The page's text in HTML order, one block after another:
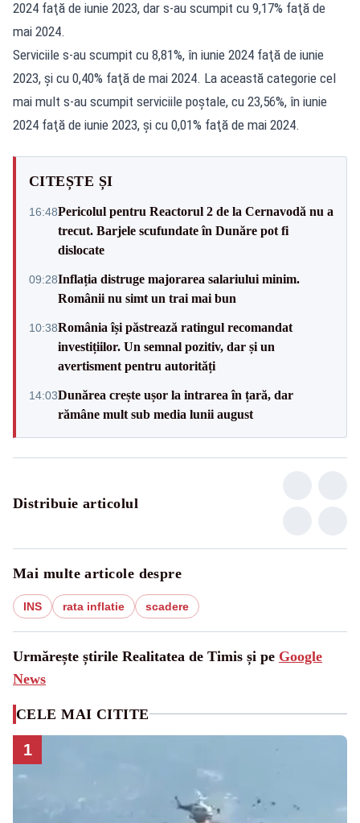
2024 faţă de iunie 2023, dar s-au scumpit cu 9,17% faţă de
mai 2024.
Serviciile s-au scumpit cu 8,81%, în iunie 2024 faţă de iunie
2023, şi cu 0,40% faţă de mai 2024. La această categorie cel
mai mult s-au scumpit serviciile poştale, cu 23,56%, în iunie
2024 faţă de iunie 2023, şi cu 0,01% faţă de mai 2024.
CITEȘTE ȘI
16:48Pericolul pentru Reactorul 2 de la Cernavodă nu a
trecut. Barjele scufundate în Dunăre pot fi
dislocate
09:28Inflația distruge majorarea salariului minim.
Românii nu simt un trai mai bun
10:38România își păstrează ratingul recomandat
investițiilor. Un semnal pozitiv, dar și un
avertisment pentru autorități
14:03Dunărea crește ușor la intrarea în țară, dar
rămâne mult sub media lunii august
Distribuie articolul
Mai multe articole despre
INS rata inflatie scadere
Urmărește știrile Realitatea de Timis și pe Google
News
CELE MAI CITITE
1